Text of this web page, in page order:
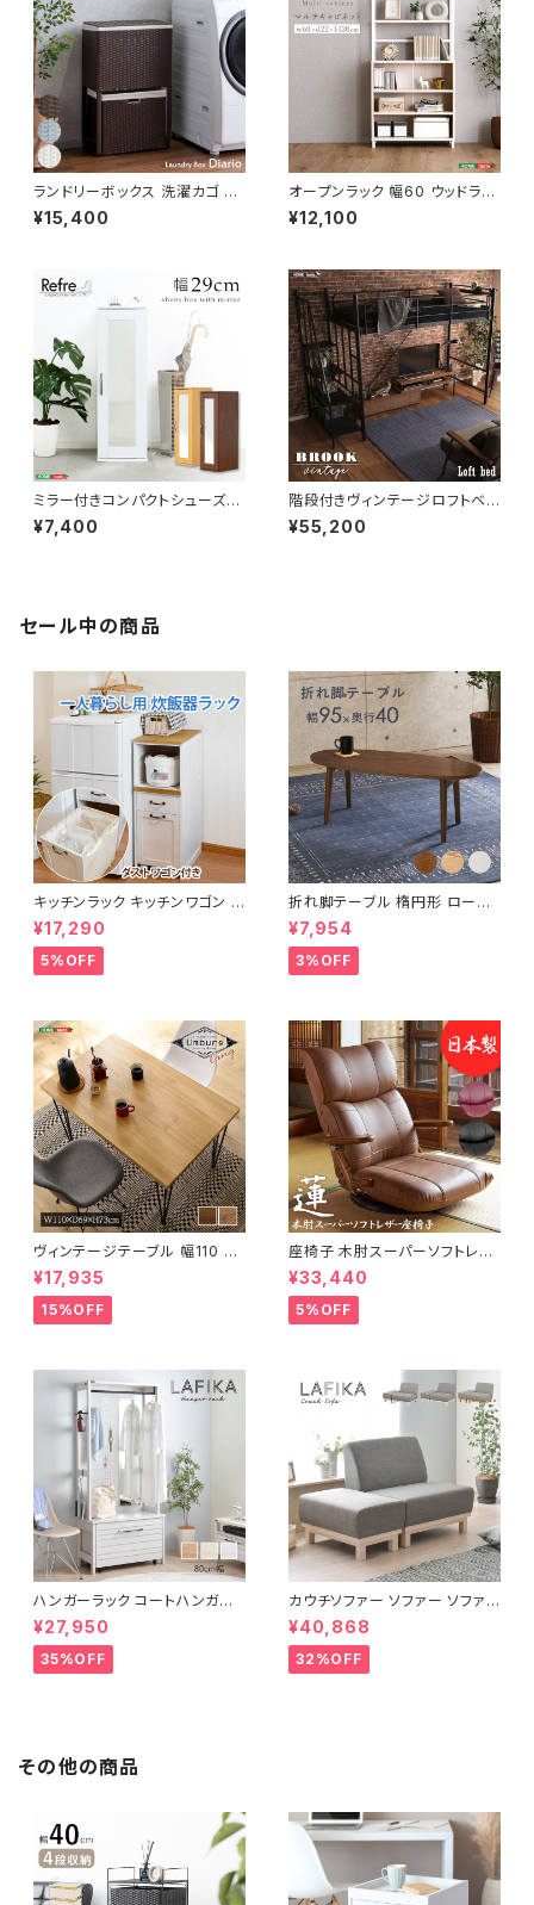
ランドリーボックス 洗濯カゴ 幅
50 奥行25 高さ80 完成品 新
生活 一人暮らし ランドリー収納
¥15,400
オープンラック 幅60 ウッドラッ
ク ラック シェルフ 収納棚 マル
チキャビネット ディスプレイラッ
¥12,100
ミラー付きコンパクトシューズラ
ック 幅29 シューズボックス シ
ューズラック 下駄箱 靴箱 玄関
¥7,400
階段付きヴィンテージロフトベッ
ド シングルベッド パイプベッド
ロフトベッド bed ロフト ハシゴ
¥55,200
セール中の商品
キッチンラック キッチンワゴン キ
ャスター付き 収納ラック 一人暮
らし スリムキッチンラック 幅30
cm 完成品
¥17,290
5%OFF
折れ脚テーブル 楕円形 ローテ
ーブル センターテーブル リビン
グテーブル 天然木 幅95 3色展
開
¥7,954
3%OFF
ヴィンテージテーブル 幅110 ダ
イニングテーブル リビングテー
ブル サイドテーブル 新生活 模
様替え
¥17,935
15%OFF
座椅子 木肘スーパーソフトレザ
ー座椅子 リクライニング回転座
椅子 座椅子 父の日 敬老の日
プレゼント 完成品
¥33,440
5%OFF
ハンガーラック コートハンガー
ワードローブ フリーラック クロ
ーゼット 幅80 新生活 一人暮ら
し
¥27,950
35%OFF
カウチソファー ソファー ソファ
オットマン 1.5人掛 け新生活 一
人暮らし 完成品
¥40,868
32%OFF
その他の商品